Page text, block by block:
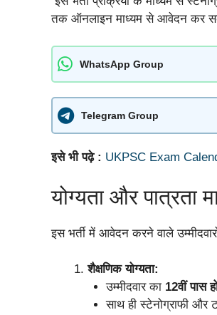
तक ऑनलाइन माध्यम से आवेदन कर
WhatsApp Group
Telegram Group
इसे भी पढ़े : UKPSC Exam
योग्यता और पात्रता
इस भर्ती में आवेदन करने वाले
शैक्षणिक योग्यता:
उम्मीदवार का 12वीं पास
साथ ही स्टेनोग्राफी और